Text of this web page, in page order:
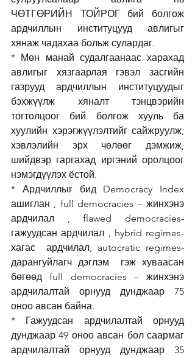
ЧӨТГӨРИЙН ТОЙРОГ бий болгож
ардчиллын институцууд авлигыг
хянаж чадахаа больж сулардаг.
* Мөн манай судалгаанаас харахад
авлигыг хязгаарлая гэвэл засгийн
газрууд ардчиллын институцуудыг
бэхжүүлж хяналт тэнцвэрийн
тогтолцоог бий болгож хууль ба
хуулийн хэрэгжүүлэлтийг сайжруулж,
хэвлэлийн эрх чөлөөг дэмжиж,
шийдвэр гаргахад иргэний оролцоог
нэмэгдүүлэх ёстой.
* Ардчиллыг бид Democracy Index
ашиглан , full democracies – жинхэнэ
ардчилал , flawed democracies-
гажуудсан ардчилал , hybrid regimes-
хагас  ардчилал, autocratic regimes-
дарангуйлагч дэглэм  гэж хуваасан
бөгөөд full democracies – жинхэнэ
ардчилалтай орнууд дунджаар 75
оноо авсан байна.
* Гажуудсан ардчилалтай орнууд
дунджаар 49 оноо авсан бол саармаг
ардчилалтай орнууд дунджаар 35